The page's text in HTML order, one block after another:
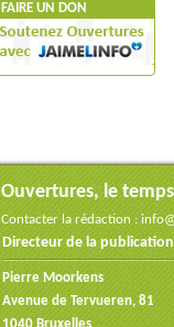
FAIRE UN DON
Ouvertures, le
Contacter la rédaction :
Directeur de la
Pierre Moorkens
Avenue de Tervueren, 81